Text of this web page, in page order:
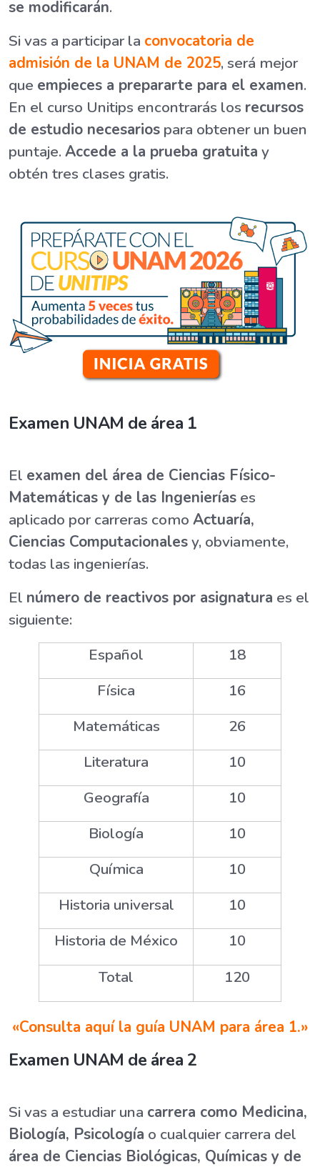
se modificarán.
Si vas a participar la convocatoria de
admisión de la UNAM de 2025, será mejor
que empieces a prepararte para el examen.
En el curso Unitips encontrarás los recursos
de estudio necesarios para obtener un buen
puntaje. Accede a la prueba gratuita y
obtén tres clases gratis.
Examen UNAM de área 1
El examen del área de Ciencias Físico-
Matemáticas y de las Ingenierías es
aplicado por carreras como Actuaría,
Ciencias Computacionalesy, obviamente,
todas las ingenierías.
El número de reactivos por asignatura es el
siguiente:
Español
18
Física
16
Matemáticas
26
Literatura
10
Geografía
10
Biología
10
Química
10
Historia universal
10
Historia de México
10
Total
120
«Consulta aquí la guía UNAM para área 1.»
Examen UNAM de área 2
Si vas a estudiar una carrera como Medicina,
Biología, Psicología o cualquier carrera del
área de Ciencias Biológicas, Químicas y de